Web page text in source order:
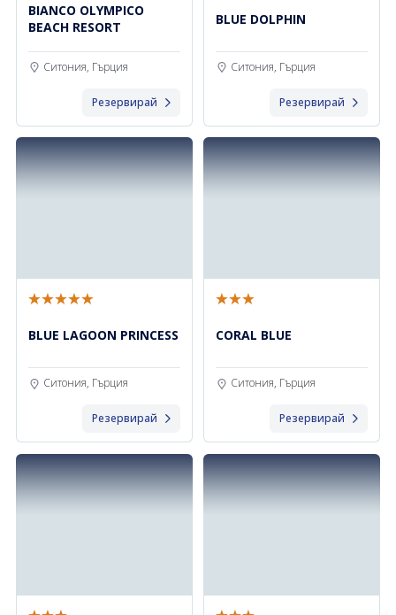
BIANCO OLYMPICO
BEACH RESORT
Ситония, Гърция
Резервирай
BLUE DOLPHIN
Ситония, Гърция
Резервирай
BLUE LAGOON PRINCESS
Ситония, Гърция
Резервирай
CORAL BLUE
Ситония, Гърция
Резервирай